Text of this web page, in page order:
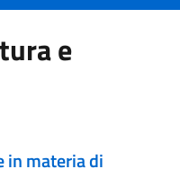
e
in materia di